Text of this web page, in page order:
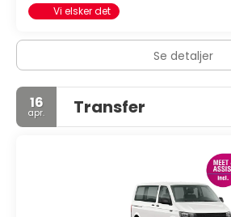
Vi elsker det
Se detaljer
16
apr. Transfer